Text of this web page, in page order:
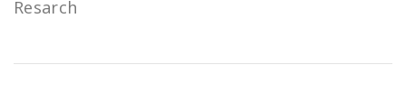
Resarch